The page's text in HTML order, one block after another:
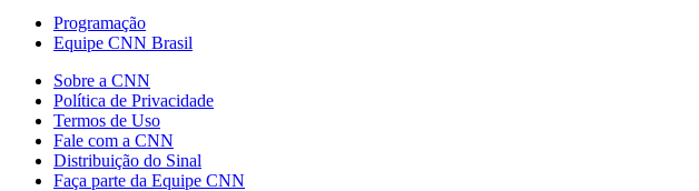
Programação
Equipe CNN Brasil
Sobre a CNN
Política de Privacidade
Termos de Uso
Fale com a CNN
Distribuição do Sinal
Faça parte da Equipe CNN